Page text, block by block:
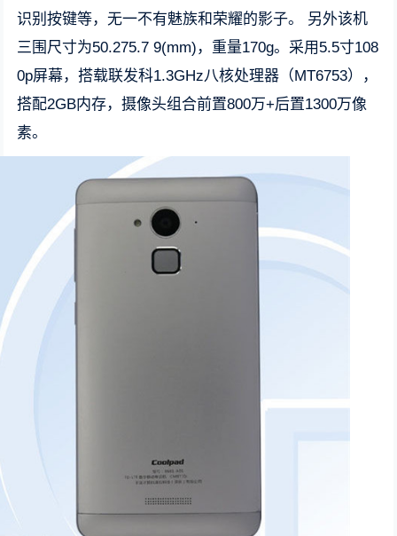
识别按键等，无一不有魅族和荣耀的影子。 另外该机
三围尺寸为50.275.7 9(mm)，重量170g。采用5.5寸108
0p屏幕，搭载联发科1.3GHz八核处理器（MT6753），
搭配2GB内存，摄像头组合前置800万+后置1300万像
素。